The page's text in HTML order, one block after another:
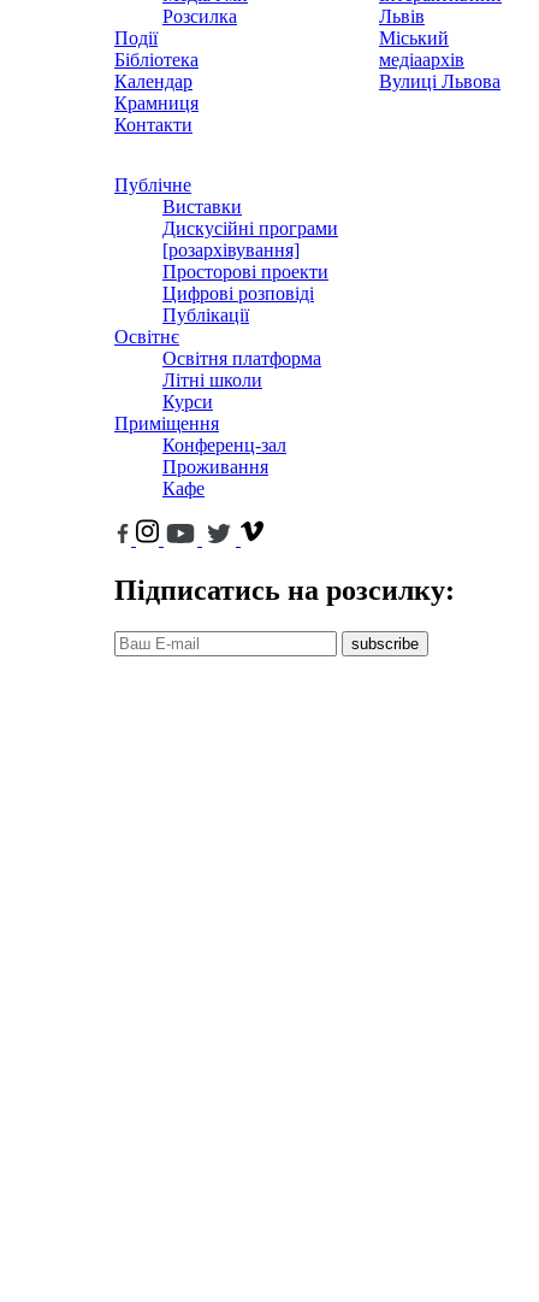
Розсилка
Події
Бібліотека
Календар
Крамниця
Контакти
Львів
Міський
медіаархів
Вулиці Львова
Публічне
Виставки
Дискусійні програми
[розархівування]
Просторові проекти
Цифрові розповіді
Публікації
Освітнє
Освітня платформа
Літні школи
Курси
Приміщення
Конференц-зал
Проживання
Кафе
Підписатись на розсилку:
subscribe